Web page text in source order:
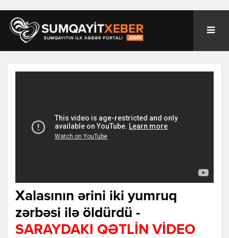
Xalasının ərini iki yumruq
zərbəsi ilə öldürdü -
SARAYDAKI QƏTLİN VİDEO